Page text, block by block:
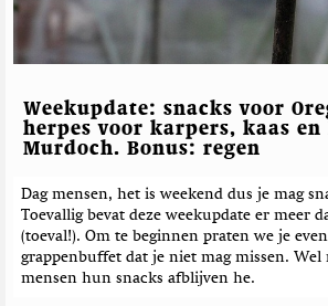
Weekupdate: snacks voor
herpes voor karpers, kaas en
Murdoch. Bonus: regen
Dag mensen, het is weekend dus je mag
Toevallig bevat deze weekupdate er meer
(toeval!). Om te beginnen praten we je
grappenbuffet dat je niet mag missen. Wel
mensen hun snacks afblijven he.